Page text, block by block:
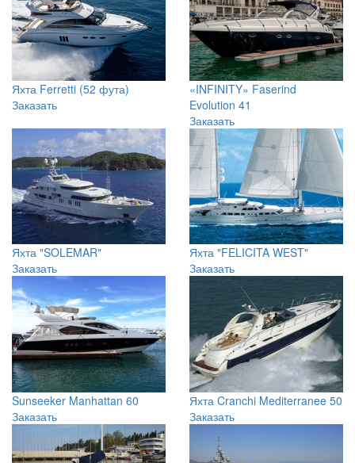
Яхта Ferretti (52 фута)
«INFINITY» Faserind
Evolution 41
Заказать
Яхта "SOLEMAR"
Заказать
Яхта "FELICITA WEST"
Заказать
Sunseeker Manhattan 60
Заказать
Яхта Cranchi Mediterranee 50
Заказать